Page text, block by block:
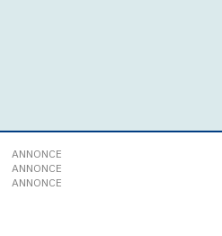
ANNONCE
ANNONCE
ANNONCE